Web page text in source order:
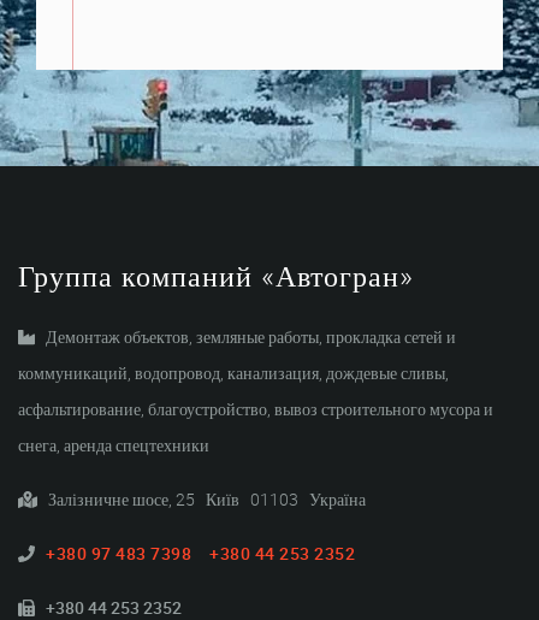
Группа компаний «Автогран»
Демонтаж объектов, земляные работы, прокладка сетей и
коммуникаций, водопровод, канализация, дождевые сливы,
асфальтирование, благоустройство, вывоз строительного мусора и
снега, аренда спецтехники
Залізничне шосе, 25 Київ 01103 Україна
+380 97 483 7398 +380 44 253 2352
+380 44 253 2352